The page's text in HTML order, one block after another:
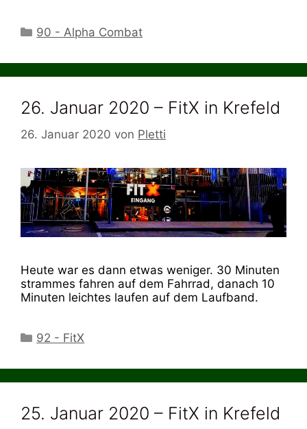
Kategorien
90 - Alpha Combat
26. Januar 2020 – FitX in Krefeld
26. Januar 2020 von Pletti
Heute war es dann etwas weniger. 30 Minuten
strammes fahren auf dem Fahrrad, danach 10
Minuten leichtes laufen auf dem Laufband.
Kategorien
92 - FitX
25. Januar 2020 – FitX in Krefeld